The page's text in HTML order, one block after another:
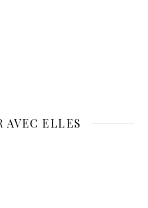
AVEC ELLES